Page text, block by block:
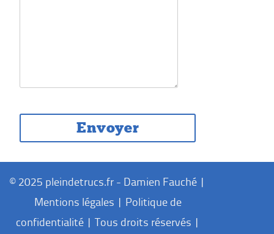
© 2025 pleindetrucs.fr - Damien Fauché |
Mentions légales | Politique de
confidentialité| Tous droits réservés |